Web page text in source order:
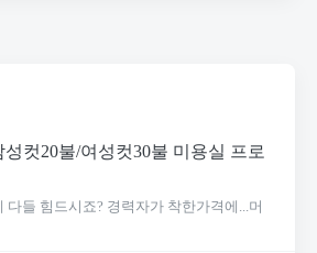
성컷20불/여성컷30불 미용실 프로
다들 힘드시죠? 경력자가 착한가격에...머